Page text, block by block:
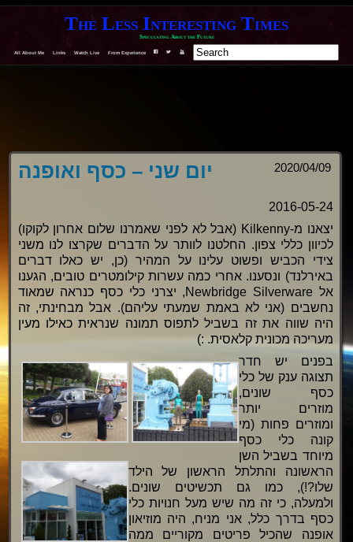
The Less Interesting Times
Speculating About the Future
All About Me Links Watch Live From Experience F T Y
2020/04/09 יום שני – כסף ואופנה
2016-05-24
יצאנו מ-Kilkenny (אבל לא לפני שאמרנו שלום אחרון לקוקו)
לכיוון כללי צפון. החלטנו לוותר על הדברים שקרצו לנו משני
צידי הכביש ופשוט עלינו על המהיר (כן, יש כאלו דברים
באירלנד) ונסענו. אחרי כמה עשרות קילומטרים טובים, הגענו
אל Newbridge Silverware, יצרני כלי כסף כנראה שמאוד
נחשבים (אני לא באמת שמעתי עליהם). אבל מבחינתי, זה
היה שווה את זה בשביל לתפוס תמונה שנראית כאילו מעין
מעריכה מכונית קלאסית. :)
בפנים יש חדר
תצוגה ענק של כלי
כסף שונים,
מוזרים יותר
ומוזרים פחות (מי
קונה כלי כסף
מיוחד בשביל השן
הראשונה והתלתל הראשון של הילד
שלו?!), כמו גם תכשיטים שונים.
ולמעלה, כי זה מה שיש מעל חנויות כלי
כסף בדרך כלל, אני מניח, היה מוזיאון
אופנה שהכיל פריטים מקוריים ממה